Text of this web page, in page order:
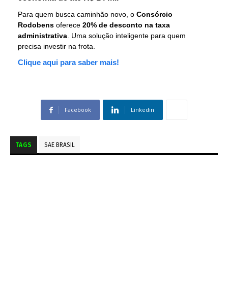
Para quem busca caminhão novo, o Consórcio
Rodobens oferece 20% de desconto na taxa
administrativa . Uma solução inteligente para quem
precisa investir na frota.
Clique aqui para saber mais!
Facebook Linkedin
TAGS SAE BRASIL